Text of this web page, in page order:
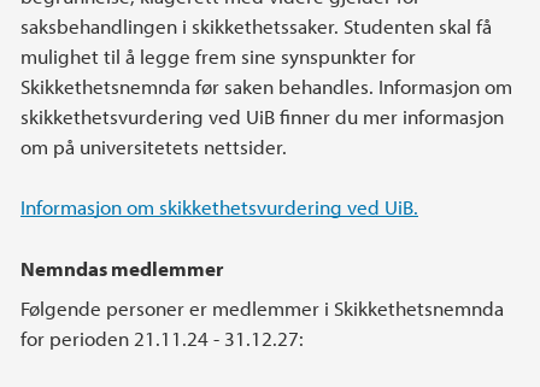
saksbehandlingen i skikkethetssaker. Studenten skal få
mulighet til å legge frem sine synspunkter for
Skikkethetsnemnda før saken behandles. Informasjon om
skikkethetsvurdering ved UiB finner du mer informasjon
om på universitetets nettsider.
Informasjon om skikkethetsvurdering ved UiB.
Nemndas medlemmer
Følgende personer er medlemmer i Skikkethetsnemnda
for perioden 21.11.24 - 31.12.27: